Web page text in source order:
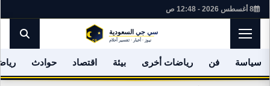
8 أغسطس 2026 - 12:48 ص
سياسة فن رياضات أخرى بيئة اقتصاد حوادث